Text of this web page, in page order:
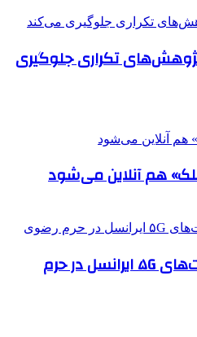
تکراری جلوگیری
هم آنلاین می‌شود
بازدید وزیر ارتباطات از سایت‌های ۵G ایرانسل در حرم